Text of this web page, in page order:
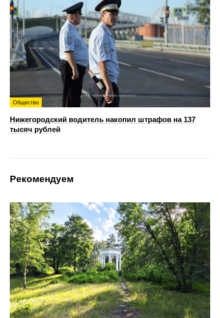
Общество
Нижегородский водитель накопил штрафов на 137
тысяч рублей
Рекомендуем